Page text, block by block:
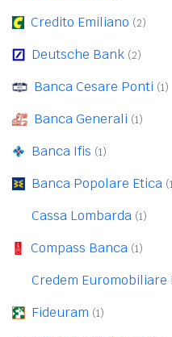
Credito Emiliano (2)
Deutsche Bank (2)
Banca Cesare Ponti (1)
Banca Generali (1)
Banca Ifis (1)
Banca Popolare Etica
Cassa Lombarda (1)
Compass Banca (1)
Credem
Fideuram (1)